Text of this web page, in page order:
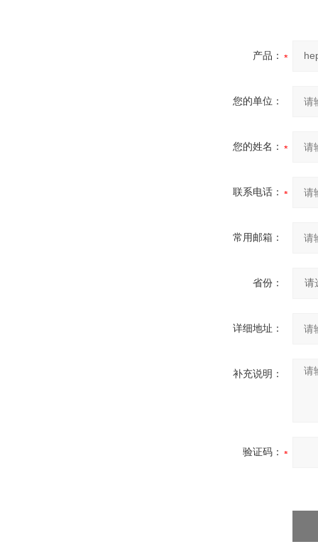
产品：
您的单位：
您的姓名：
联系电话：
常用邮箱：
省份：
详细地址：
补充说明：
验证码：